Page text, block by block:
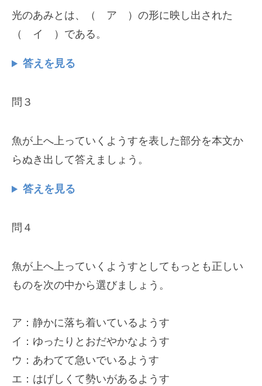
光のあみとは、（ ア ）の形に映し出された
（ イ ）である。
答えを見る
問３
魚が上へ上っていくようすを表した部分を本文か
らぬき出して答えましょう。
答えを見る
問４
魚が上へ上っていくようすとしてもっとも正しい
ものを次の中から選びましょう。
ア：静かに落ち着いているようす
イ：ゆったりとおだやかなようす
ウ：あわてて急いでいるようす
エ：はげしくて勢いがあるようす